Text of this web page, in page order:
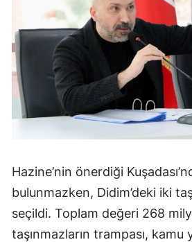
Hazine’nin önerdiği
bulunmazken, Didim’deki iki
seçildi. Toplam değeri 268
taşınmazların trampası, kamu